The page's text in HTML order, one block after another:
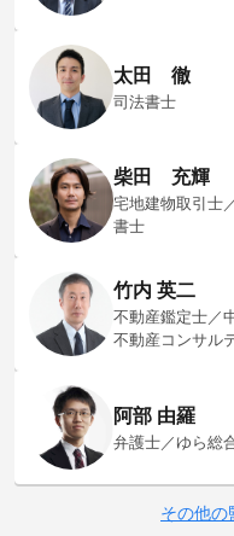
太田 徹
司法書士
柴田 充輝
宅地建物取引士
書士
竹内 英二
不動産鑑定士／
不動産コンサル
阿部 由羅
弁護士／ゆら総
その他の